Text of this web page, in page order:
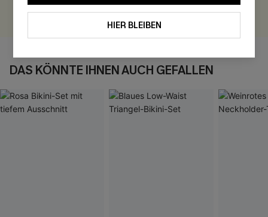
BEWERTEN
DAS KÖNNTE IHNEN AUCH GEFALLEN
HIER BLEIBEN